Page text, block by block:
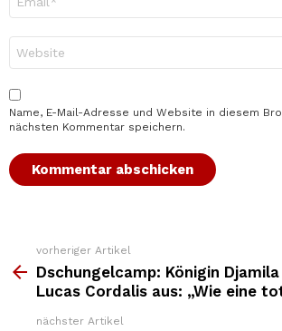
Mail-
Adresse
*
Name, E-Mail-Adresse und Website in diesem
nächsten Kommentar speichern.
Weitere
Top
News
vorheriger Artikel
Dschungelcamp: Königin
Lucas Cordalis aus: „Wie eine
nächster Artikel